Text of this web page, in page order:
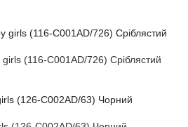
(116-C001AD/726) Сріблястий